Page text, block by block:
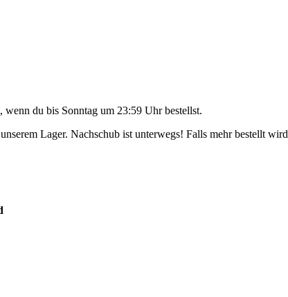
, wenn du bis Sonntag um 23:59 Uhrbestellst.
Lager. Nachschub ist unterwegs! Falls mehr bestellt